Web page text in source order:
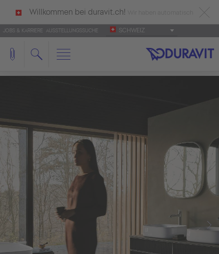
Willkommen bei duravit.ch!
deutsch als Ihre Sprache erkannt.
Français Italiano
JOBS & KARRIERE AUSSTELLUNGSSUCHE SCHWEIZ